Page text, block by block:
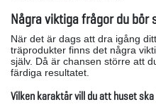
Några viktiga frågor du bör
När det är dags att dra igång
träprodukter finns det några
själv. Då är chansen större att
färdiga resultatet.
Vilken karaktär vill du att huset ska